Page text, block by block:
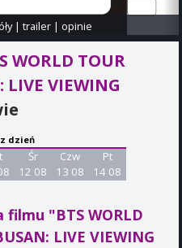
|trailer |opinie
WORLD TOUR
VIEWING
dzień
Śr
12 08
Czw
13 08
Pt
14 08
"BTS WORLD
LIVE VIEWING